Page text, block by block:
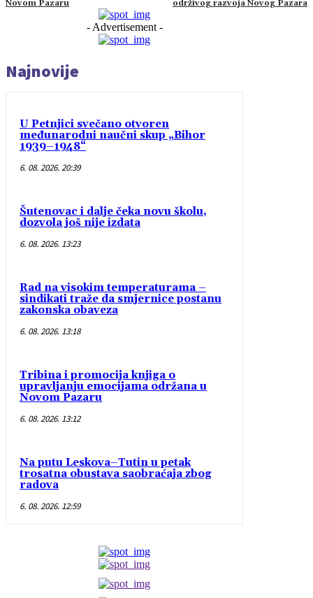
Novom Pazaru održivog razvoja Novog Pazara
- Advertisement -
Najnovije
U Petnjici svečano otvoren
međunarodni naučni skup „Bihor
1939–1948“
6. 08. 2026. 20:39
Šutenovac i dalje čeka novu školu,
dozvola još nije izdata
6. 08. 2026. 13:23
Rad na visokim temperaturama –
sindikati traže da smjernice postanu
zakonska obaveza
6. 08. 2026. 13:18
Tribina i promocija knjiga o
upravljanju emocijama održana u
Novom Pazaru
6. 08. 2026. 13:12
Na putu Leskova–Tutin u petak
trosatna obustava saobraćaja zbog
radova
6. 08. 2026. 12:59